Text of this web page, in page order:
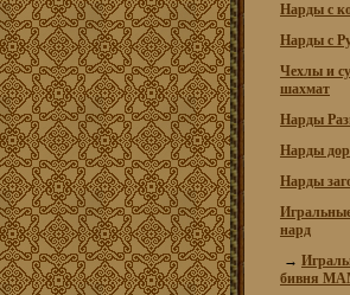
Нарды с
Нарды с
Чехлы и
шахмат
Нарды
Нарды
Нарды
нард
→
бивня